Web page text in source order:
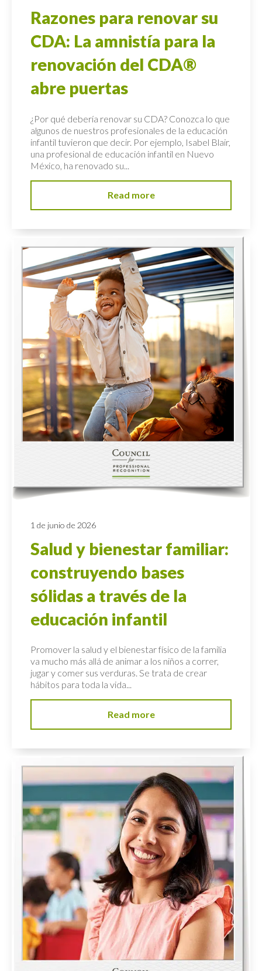
Razones para renovar su
CDA: La amnistía para la
renovación del CDA®
abre puertas
¿Por qué debería renovar su CDA? Conozca lo que
algunos de nuestros profesionales de la educación
infantil tuvieron que decir. Por ejemplo, Isabel Blair,
una profesional de educación infantil en Nuevo
México, ha renovado su...
Read more
1 de junio de 2026
Salud y bienestar familiar:
construyendo bases
sólidas a través de la
educación infantil
Promover la salud y el bienestar físico de la familia
va mucho más allá de animar a los niños a correr,
jugar y comer sus verduras. Se trata de crear
hábitos para toda la vida...
Read more